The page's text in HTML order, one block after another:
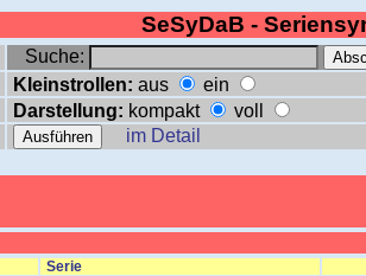
SeSyDaB -
Suche:
Kleinstrollen: aus ein
Darstellung: kompakt voll
im Detail
Serie